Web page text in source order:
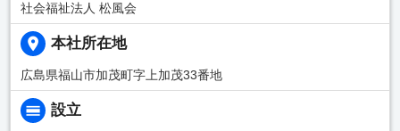
社会福祉法人 松風会
本社所在地
広島県福山市加茂町字上加茂33番地
設立